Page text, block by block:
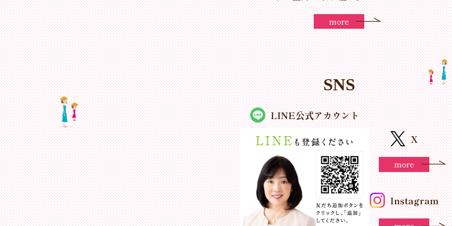
more
SNS
LINE公式アカウント
X
more
Instagram